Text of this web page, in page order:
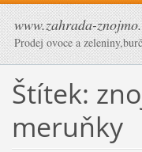
www.zahrada-
Prodej ovoce a
Štítek:
meruňky